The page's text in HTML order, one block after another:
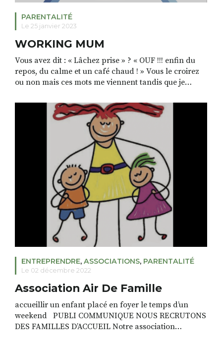
PARENTALITÉ
Le 25 janvier 2023
WORKING MUM
Vous avez dit : « Lâchez prise » ? « OUF !!! enfin du
repos, du calme et un café chaud ! » Vous le croirez
ou non mais ces mots me viennent tandis que je
Il y a 10 ans, disait pareil, je trouvais quelle en faisait
ENTREPRENDRE, ASSOCIATIONS, PARENTALITÉ
Le 02 décembre 2022
Association Air De Famille
accueillir un enfant placé en foyer le temps d’un
weekend PUBLI COMMUNIQUE NOUS RECRUTONS
DES FAMILLES D’ACCUEIL Notre association